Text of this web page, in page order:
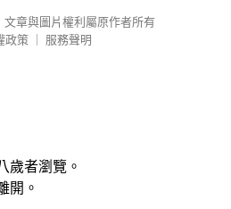
文章與圖片權利屬原作者所有
政策
服務聲明
歲者瀏覽。
開。